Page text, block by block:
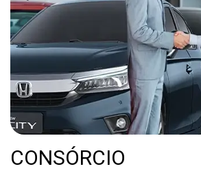
CONSÓRCIO